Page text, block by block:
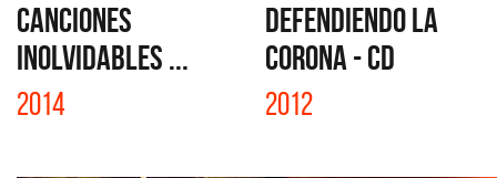
CANCIONES
INOLVIDABLES ...
2014
DEFENDIENDO LA
CORONA - CD
2012